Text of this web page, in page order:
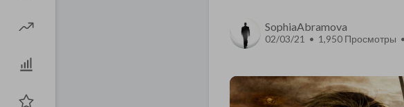
SophiaAbramova
02/03/21 • 1,950 Просмотры •